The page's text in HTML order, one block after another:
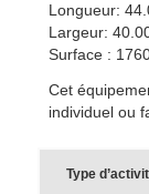
Longueur:
Largeur:
Surface :
Cet
individuel ou
Type